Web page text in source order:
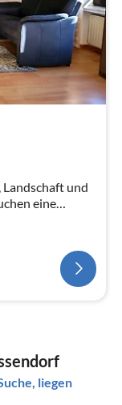
und
ungern in
liegen